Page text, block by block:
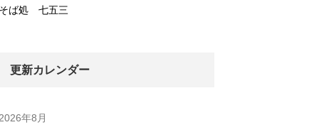
ば処 七五三
更新カレンダー
年8月